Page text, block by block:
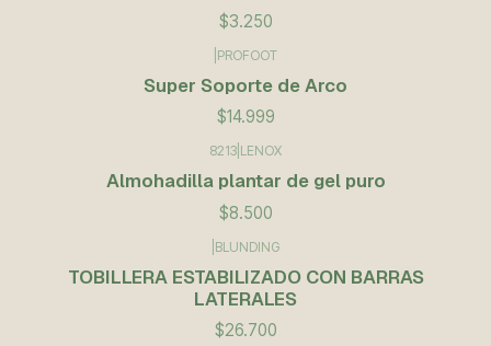
$3.250
PROFOOT
Super Soporte de Arco
$14.999
8213 LENOX
Almohadilla plantar de gel puro
$8.500
BLUNDING
TOBILLERA ESTABILIZADO CON BARRAS
LATERALES
$26.700